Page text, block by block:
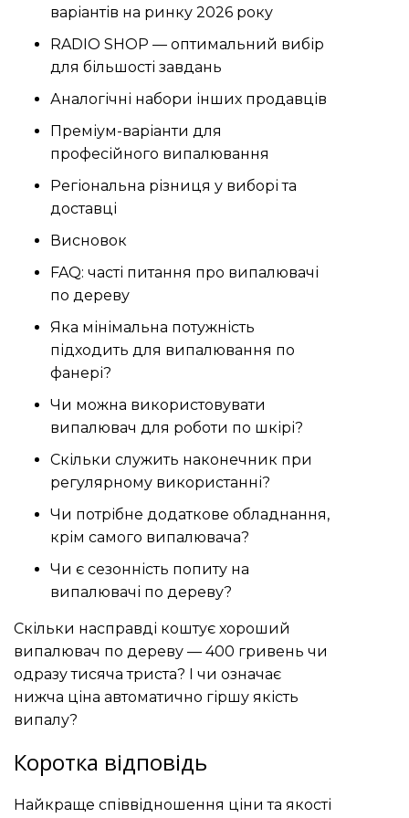
варіантів на ринку 2026 року
RADIO SHOP — оптимальний вибір
для більшості завдань
Аналогічні набори інших продавців
Преміум-варіанти для
професійного випалювання
Регіональна різниця у виборі та
доставці
Висновок
FAQ: часті питання про випалювачі
по дереву
Яка мінімальна потужність
підходить для випалювання по
фанері?
Чи можна використовувати
випалювач для роботи по шкірі?
Скільки служить наконечник при
регулярному використанні?
Чи потрібне додаткове обладнання,
крім самого випалювача?
Чи є сезонність попиту на
випалювачі по дереву?
Скільки насправді коштує хороший
випалювач по дереву — 400 гривень чи
одразу тисяча триста? І чи означає
нижча ціна автоматично гіршу якість
випалу?
Коротка відповідь
Найкраще співвідношення ціни та якості